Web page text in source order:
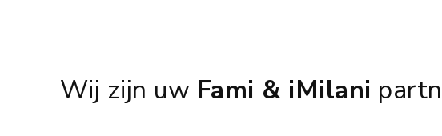
Wij zijn uw Fami & iMilani